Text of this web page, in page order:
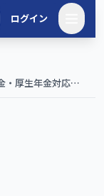
ログイン
・厚生年金対応】|